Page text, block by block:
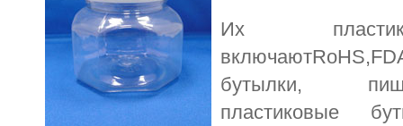
Их
бутылки,
пластиковые